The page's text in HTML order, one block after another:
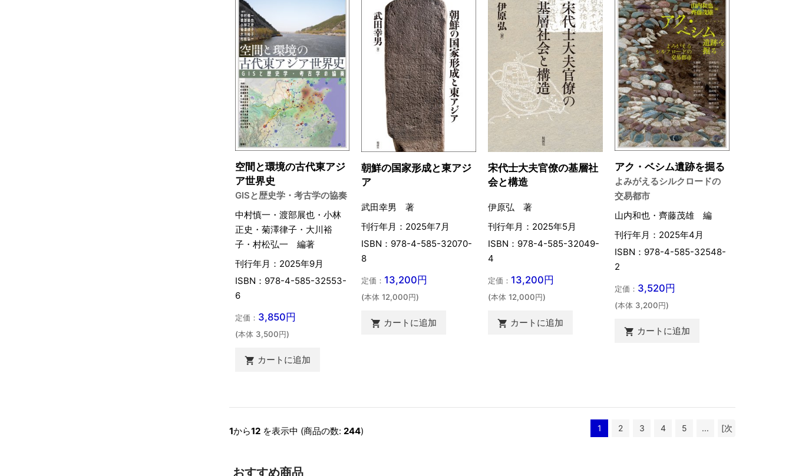
空間と環境の古代東アジ
ア世界史
GISと歴史学・考古学の協奏
中村慎一・渡部展也・小林
正史・菊澤律子・大川裕
子・村松弘一 編著
刊行年月：2025年9月
ISBN：978-4-585-32553-
6
定価： 3,850円
(本体 3,500円)
 カートに追加
朝鮮の国家形成と東アジ
ア
武田幸男 著
刊行年月：2025年7月
ISBN：978-4-585-32070-
8
定価： 13,200円
(本体 12,000円)
 カートに追加
宋代士大夫官僚の基層社
会と構造
伊原弘 著
刊行年月：2025年5月
ISBN：978-4-585-32049-
4
定価： 13,200円
(本体 12,000円)
 カートに追加
アク・ベシム遺跡を掘る
よみがえるシルクロードの
交易都市
山内和也・齊藤茂雄 編
刊行年月：2025年4月
ISBN：978-4-585-32548-
2
定価： 3,520円
(本体 3,200円)
 カートに追加
1 2 3 4 5 ...
[次
1から12を表示中 (商品の数: 244)
おすすめ商品